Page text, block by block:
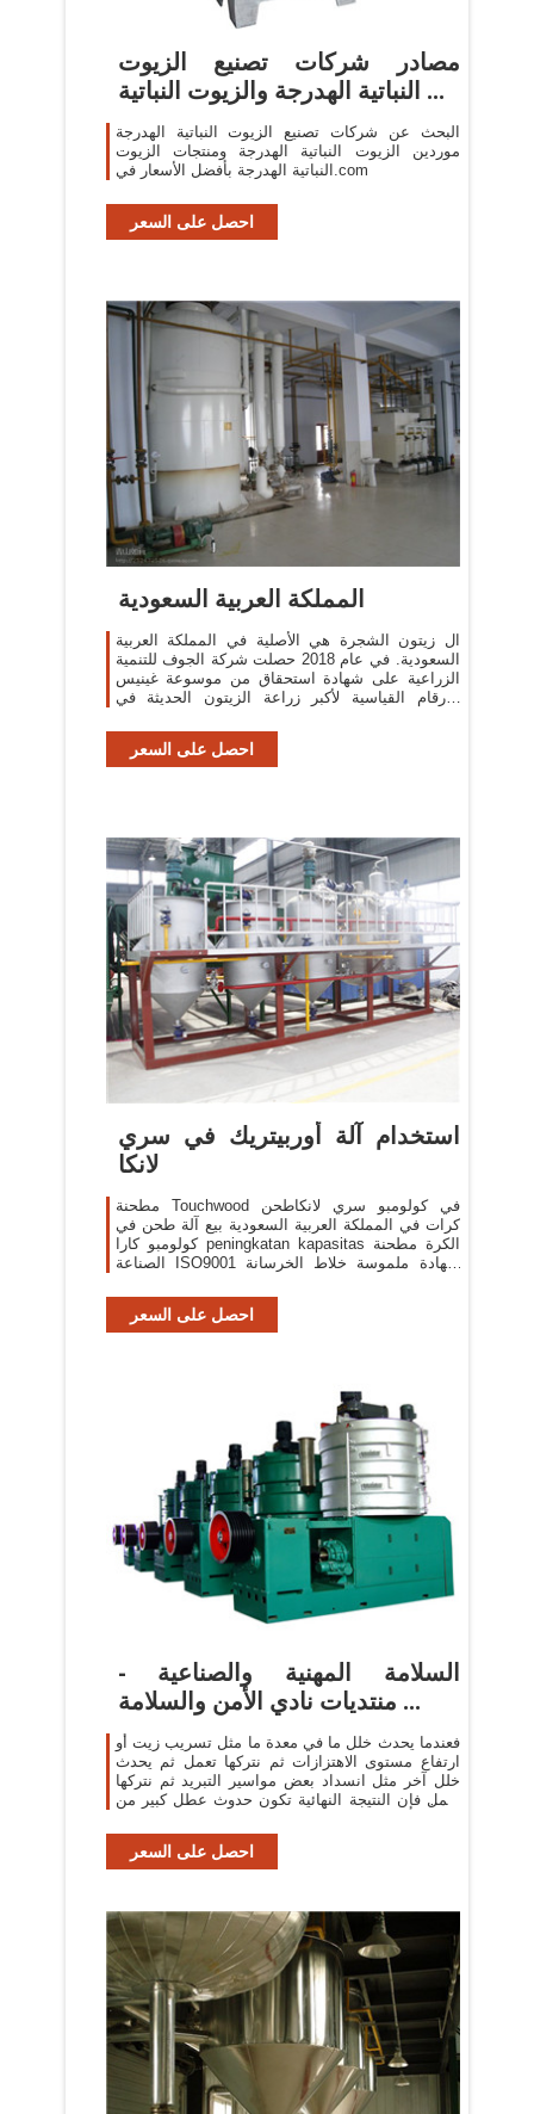
مصادر شركات تصنيع الزيوت
النباتية الهدرجة والزيوت النباتية ...
البحث عن شركات تصنيع الزيوت النباتية الهدرجة
موردين الزيوت النباتية الهدرجة ومنتجات الزيوت
النباتية الهدرجة بأفضل الأسعار في.com
احصل على السعر
المملكة العربية السعودية
ال زيتون الشجرة هي الأصلية في المملكة العربية
السعودية. في عام 2018 حصلت شركة الجوف للتنمية
الزراعية على شهادة استحقاق من موسوعة غينيس
للأرقام القياسية لأكبر زراعة الزيتون الحديثة في
احصل على السعر
استخدام آلة أوربيتريك في سري
لانكا
مطحنة Touchwood في كولومبو سري لانكاطحن
كرات في المملكة العربية السعودية بيع آلة طحن في
كولومبو كارا peningkatan kapasitas الكرة مطحنة
الصناعة ISO9001 شهادة ملموسة خلاط الخرسانة
احصل على السعر
السلامة المهنية والصناعية -
منتديات نادي الأمن والسلامة ...
فعندما يحدث خلل ما في معدة ما مثل تسريب زيت أو
ارتفاع مستوى الاهتزازات ثم نتركها تعمل ثم يحدث
خلل آخر مثل انسداد بعض مواسير التبريد ثم نتركها
تعمل فإن النتيجة النهائية تكون حدوث عطل كبير من
احصل على السعر